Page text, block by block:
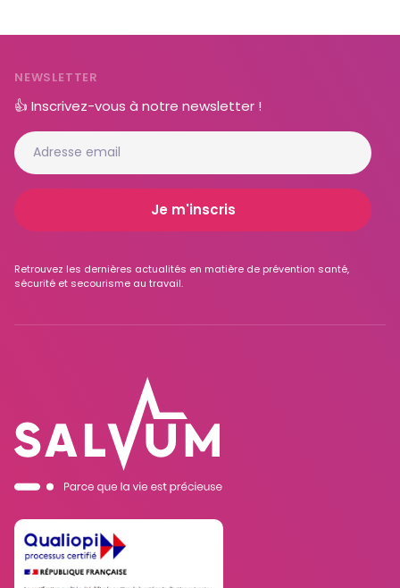
NEWSLETTER
👍 Inscrivez-vous à notre newsletter !
Retrouvez les dernières actualités en matière de prévention santé,
sécurité et secourisme au travail.